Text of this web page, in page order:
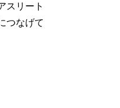
スリート
つなげて